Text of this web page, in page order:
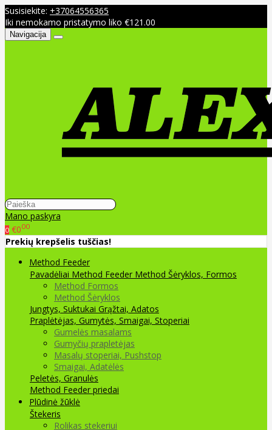
Susisiekite: +37064556365
Iki nemokamo pristatymo liko €121.00
Navigacija
Mano paskyra
0 €000
Prekių krepšelis tuščias!
Method Feeder
Pavadėliai Method Feeder Method Šėryklos, Formos
Method Formos
Method Šėryklos
Jungtys, Suktukai Grąžtai, Adatos
Praplėtėjas, Gumytės, Smaigai, Stoperiai
Gumelės masalams
Gumyčių prapletėjas
Masalų stoperiai, Pushstop
Smaigai, Adatėlės
Peletės, Granulės
Method Feeder priedai
Plūdinė žūklė
Štekeris
Rolikas stekeriui